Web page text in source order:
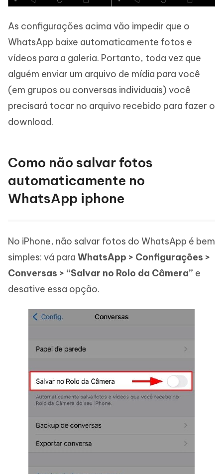
As configurações acima vão impedir que o
WhatsApp baixe automaticamente fotos e
vídeos para a galeria. Portanto, toda vez que
alguém enviar um arquivo de mídia para você
(em grupos ou conversas individuais) você
precisará tocar no arquivo recebido para fazer o
download.
Como não salvar fotos
automaticamente no
WhatsApp iphone
No iPhone, não salvar fotos do WhatsApp é bem
simples: vá para WhatsApp > Configurações >
Conversas > “Salvar no Rolo da Câmera” e
desative essa opção.